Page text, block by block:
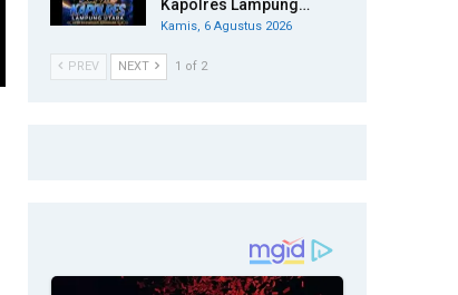
Kapolres Lampung…
Kamis, 6 Agustus 2026
PREV NEXT 1 of 2